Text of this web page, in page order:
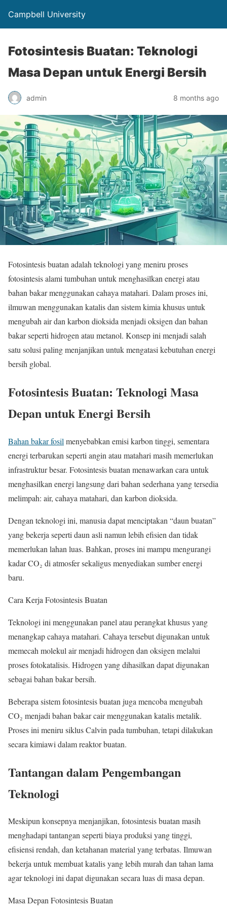
Campbell University
Fotosintesis Buatan: Teknologi
Masa Depan untuk Energi Bersih
admin 8 months ago
Fotosintesis buatan adalah teknologi yang meniru proses
fotosintesis alami tumbuhan untuk menghasilkan energi atau
bahan bakar menggunakan cahaya matahari. Dalam proses ini,
ilmuwan menggunakan katalis dan sistem kimia khusus untuk
mengubah air dan karbon dioksida menjadi oksigen dan bahan
bakar seperti hidrogen atau metanol. Konsep ini menjadi salah
satu solusi paling menjanjikan untuk mengatasi kebutuhan energi
bersih global.
Fotosintesis Buatan: Teknologi Masa
Depan untuk Energi Bersih
Bahan bakar fosil menyebabkan emisi karbon tinggi, sementara
energi terbarukan seperti angin atau matahari masih memerlukan
infrastruktur besar. Fotosintesis buatan menawarkan cara untuk
menghasilkan energi langsung dari bahan sederhana yang tersedia
melimpah: air, cahaya matahari, dan karbon dioksida.
Dengan teknologi ini, manusia dapat menciptakan “daun buatan”
yang bekerja seperti daun asli namun lebih efisien dan tidak
memerlukan lahan luas. Bahkan, proses ini mampu mengurangi
kadar CO₂ di atmosfer sekaligus menyediakan sumber energi
baru.
Cara Kerja Fotosintesis Buatan
Teknologi ini menggunakan panel atau perangkat khusus yang
menangkap cahaya matahari. Cahaya tersebut digunakan untuk
memecah molekul air menjadi hidrogen dan oksigen melalui
proses fotokatalisis. Hidrogen yang dihasilkan dapat digunakan
sebagai bahan bakar bersih.
Beberapa sistem fotosintesis buatan juga mencoba mengubah
CO₂ menjadi bahan bakar cair menggunakan katalis metalik.
Proses ini meniru siklus Calvin pada tumbuhan, tetapi dilakukan
secara kimiawi dalam reaktor buatan.
Tantangan dalam Pengembangan
Teknologi
Meskipun konsepnya menjanjikan, fotosintesis buatan masih
menghadapi tantangan seperti biaya produksi yang tinggi,
efisiensi rendah, dan ketahanan material yang terbatas. Ilmuwan
bekerja untuk membuat katalis yang lebih murah dan tahan lama
agar teknologi ini dapat digunakan secara luas di masa depan.
Masa Depan Fotosintesis Buatan